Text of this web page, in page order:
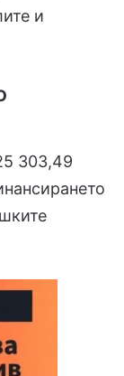
и
303,49